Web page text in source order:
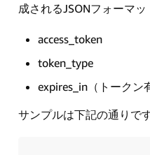
成されるJSONフォーマッ
access_token
token_type
expires_in（トークン
サンプルは下記の通りです